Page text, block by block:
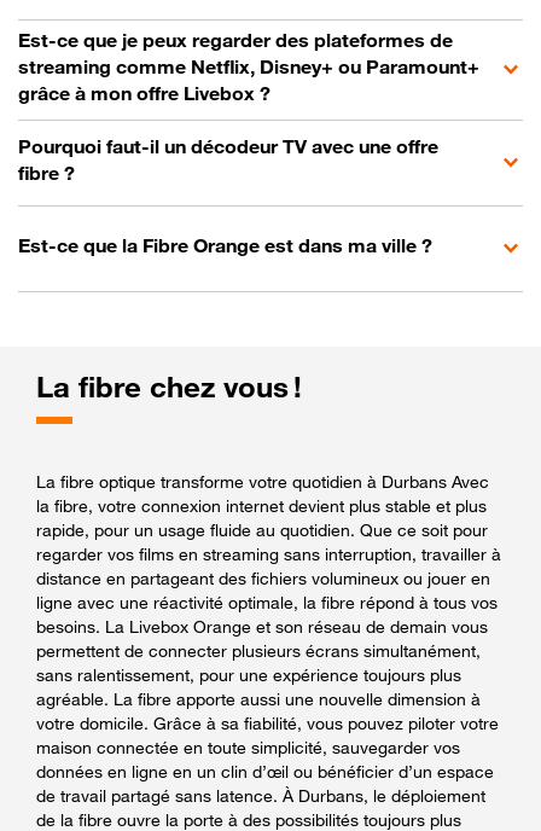
Est-ce que je peux regarder des plateformes de
streaming comme Netflix, Disney+ ou Paramount+
grâce à mon offre Livebox ?
Pourquoi faut-il un décodeur TV avec une offre
fibre ?
Est-ce que la Fibre Orange est dans ma ville ?
La fibre chez vous !
La fibre optique transforme votre quotidien à Durbans Avec
la fibre, votre connexion internet devient plus stable et plus
rapide, pour un usage fluide au quotidien. Que ce soit pour
regarder vos films en streaming sans interruption, travailler à
distance en partageant des fichiers volumineux ou jouer en
ligne avec une réactivité optimale, la fibre répond à tous vos
besoins. La Livebox Orange et son réseau de demain vous
permettent de connecter plusieurs écrans simultanément,
sans ralentissement, pour une expérience toujours plus
agréable. La fibre apporte aussi une nouvelle dimension à
votre domicile. Grâce à sa fiabilité, vous pouvez piloter votre
maison connectée en toute simplicité, sauvegarder vos
données en ligne en un clin d’œil ou bénéficier d’un espace
de travail partagé sans latence. À Durbans, le déploiement
de la fibre ouvre la porte à des possibilités toujours plus